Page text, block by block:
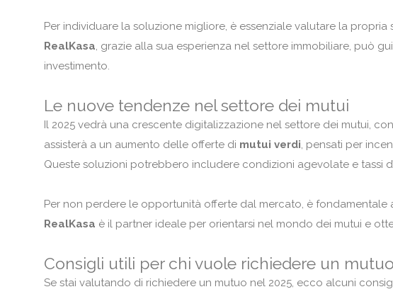
Per individuare la soluzione migliore, è essenziale valutare la
RealKasa, grazie alla sua esperienza nel settore immobiliare, può
investimento.
Le nuove tendenze nel settore dei mutui
Il 2025 vedrà una crescente digitalizzazione nel settore dei mutui,
assisterà a un aumento delle offerte di mutui verdi, pensati per
Queste soluzioni potrebbero includere condizioni agevolate e tassi
Per non perdere le opportunità offerte dal mercato, è
RealKasa è il partner ideale per orientarsi nel mondo dei mutui e
Consigli utili per chi vuole richiedere un
Se stai valutando di richiedere un mutuo nel 2025, ecco alcuni